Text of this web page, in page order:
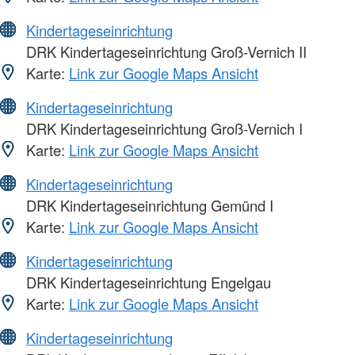
Kindertageseinrichtung
DRK Kindertageseinrichtung Groß-Vernich II
Karte: Link zur Google Maps Ansicht
Kindertageseinrichtung
DRK Kindertageseinrichtung Groß-Vernich I
Karte: Link zur Google Maps Ansicht
Kindertageseinrichtung
DRK Kindertageseinrichtung Gemünd I
Karte: Link zur Google Maps Ansicht
Kindertageseinrichtung
DRK Kindertageseinrichtung Engelgau
Karte: Link zur Google Maps Ansicht
Kindertageseinrichtung